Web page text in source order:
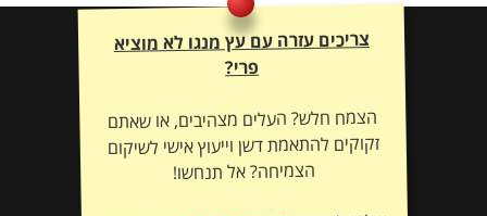
צריכים עזרה עם עץ מנגו לא מוציא
פרי?
הצמח חלש? העלים מצהיבים, או שאתם
זקוקים להתאמת דשן וייעוץ אישי לשיקום
הצמיחה? אל תנחשו!